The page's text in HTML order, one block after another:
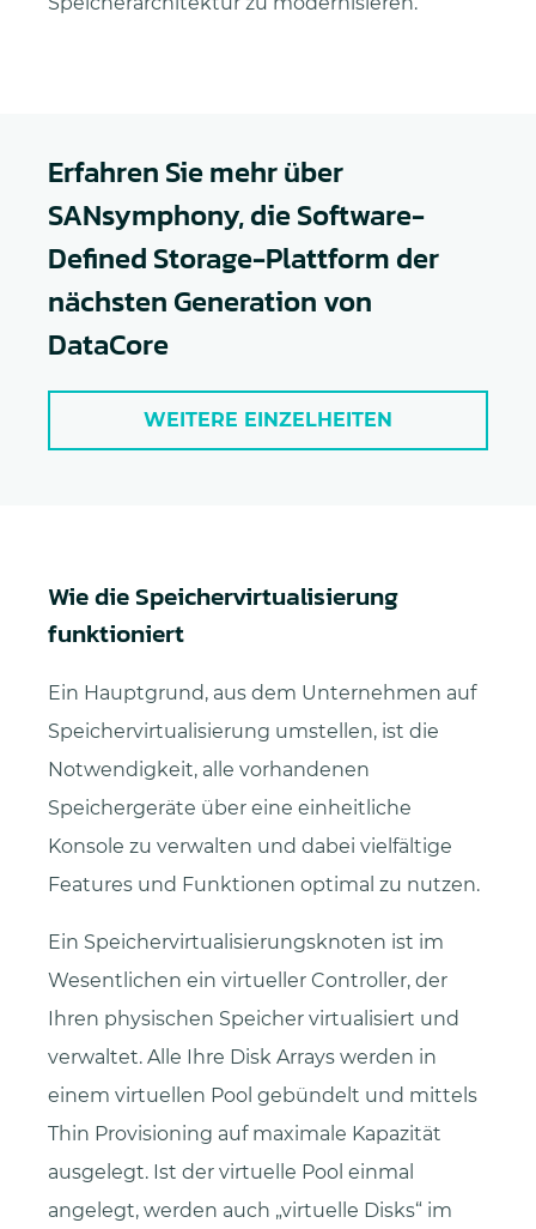
Erfahren Sie mehr über
SANsymphony, die Software-
Defined Storage-Plattform der
nächsten Generation von
DataCore
WEITERE EINZELHEITEN
Wie die Speichervirtualisierung
funktioniert
Ein Hauptgrund, aus dem Unternehmen auf
Speichervirtualisierung umstellen, ist die
Notwendigkeit, alle vorhandenen
Speichergeräte über eine einheitliche
Konsole zu verwalten und dabei vielfältige
Features und Funktionen optimal zu nutzen.
Ein Speichervirtualisierungsknoten ist im
Wesentlichen ein virtueller Controller, der
Ihren physischen Speicher virtualisiert und
verwaltet. Alle Ihre Disk Arrays werden in
einem virtuellen Pool gebündelt und mittels
Thin Provisioning auf maximale Kapazität
ausgelegt. Ist der virtuelle Pool einmal
angelegt, werden auch „virtuelle Disks“ im